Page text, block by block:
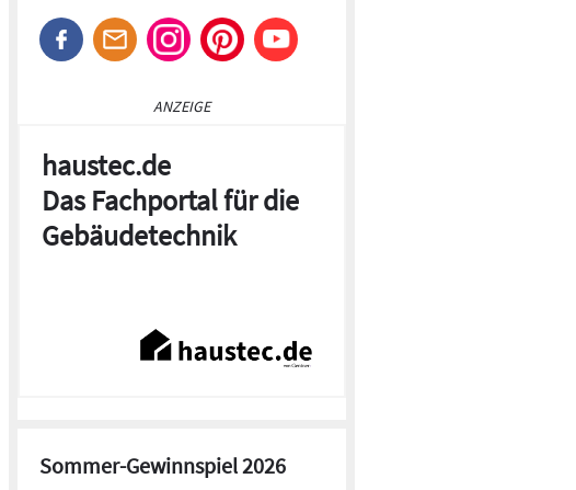
ANZEIGE
haustec.de
Das Fachportal für die
Gebäudetechnik
Sommer-Gewinnspiel 2026